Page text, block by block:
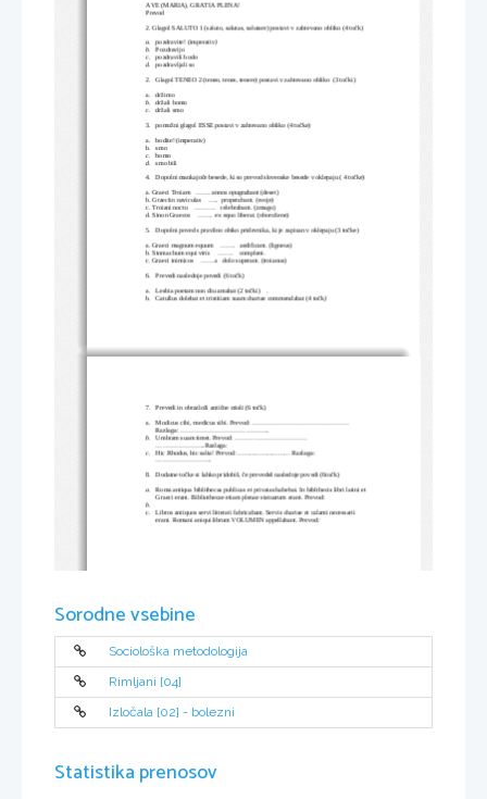
AVE (MARIA), GRATIA PLENA!
Prevod
2. Glagol SALUTO 1 (saluto, salutas, salutare) postavi v zahtevano obliko (4 točk)
a. pozdravite! (imperativ)
b.
Pozdravijo
c.
pozdravili bodo
d.
pozdravljali so
2. Glagol TENEO 2 (teneo, tenes, tenere) postavi v zahtevano obliko  (3 točki)
a.
držimo
b.
držali bomo
c.
držali smo
3. pomožni glagol ESSE postavi v zahtevano obliko (4 točke)
a.
bodite! (imperativ)
b.
smo
c.
bomo
d.
smo bili
4. Dopolni mankajoče besede, ki so prevod slovenske besede v oklepaju ( 4 točke)
a. Graeci Troiam   ....... annos opugnabant (deset)
b. Graeciin naviculas    .....  properabant. (svoje)
c. Troiani noctu    ..........   celebrabant. (zmago)
d. Sinon Graecos    .......  ex equo liberat. (oborožene)
5. Dopolni poved s pravilno obiko pridevnika, ki je zapisan v oklepaju (3 točke)
a. Graeci magnum equum    .......   aedificant. (ligneus)
b. Stomachum equi viris     .......    complent.
c. Graeci inimicos    .......s
   dolo superant. (troianus)
6. Prevedi naslednje povedi (6 točk)
a. Lesbia poetam non diu amabat (2 točki) .
b.
Catullus dolebat et tristitiam suam chartae commendabat (4 točk)
7. Prevedi in obrazloži antične misli (6 točk)
a.
Modicus cibi, medicus sibi. Prevod: .............................................
Razlaga: .........................................
b.
Umbram suam timet. Prevod: .................................
.......................Razlaga:
c.
Hic Rhodus, hic salta! Prevod: ...........................
Razlaga:
..........................
8. Dodatne točke si lahko pridobiš, če prevedeš naslednje povedi (6točk)
a.
Roma antiqua biblithecas publicas et privatas habebat. In biblthecis libri latini et
Graeci erant. Bibliothecae etiam plenae statuarum erant. Prevod:
b.
c.
Libros antiquos servi litterati fabricabant. Servis chartae et calami necessarii
erant. Romani aniqui librum VOLUMEN appellabant. Prevod:
Sorodne vsebine
Sociološka metodologija
Rimljani [04]
Izločala [02] - bolezni
Statistika prenosov